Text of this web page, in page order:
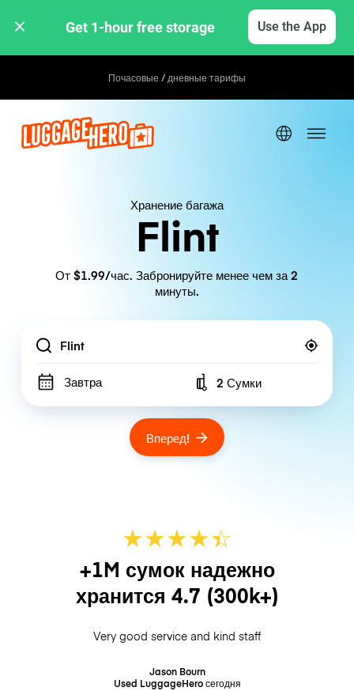
Get 1-hour free storage Use the App
Почасовые / дневные тарифы
Хранение багажа
Flint
От $1.99/час. Забронируйте менее чем за 2
минуты.
Location
Завтра Number of bags
2 Сумки
Вперед!
★★★★☆
★
+1M сумок надежно
хранится 4.7 (300k+)
Very good service and kind staff
Jason Bourn
Used LuggageHeroсегодня